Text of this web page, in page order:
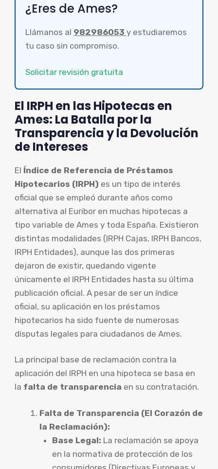
¿Eres de Ames?
Llámanos al 982986053 y estudiaremos
tu caso sin compromiso.
Solicitar revisión gratuita
El IRPH en las Hipotecas en
Ames: La Batalla por la
Transparencia y la Devolución
de Intereses
El Índice de Referencia de Préstamos
Hipotecarios (IRPH) es un tipo de interés
oficial que se empleó durante años como
alternativa al Euribor en muchas hipotecas a
tipo variable de Ames y toda España. Existieron
distintas modalidades (IRPH Cajas, IRPH Bancos,
IRPH Entidades), aunque las dos primeras
dejaron de existir, quedando vigente
únicamente el IRPH Entidades hasta su última
publicación oficial. A pesar de ser un índice
oficial, su aplicación en los préstamos
hipotecarios ha sido fuente de numerosas
disputas legales para ciudadanos de Ames.
La principal base de reclamación contra la
aplicación del IRPH en una hipoteca se basa en
la falta de transparencia en su contratación.
Falta de Transparencia (El Corazón de
la Reclamación):
Base Legal: La reclamación se apoya
en la normativa de protección de los